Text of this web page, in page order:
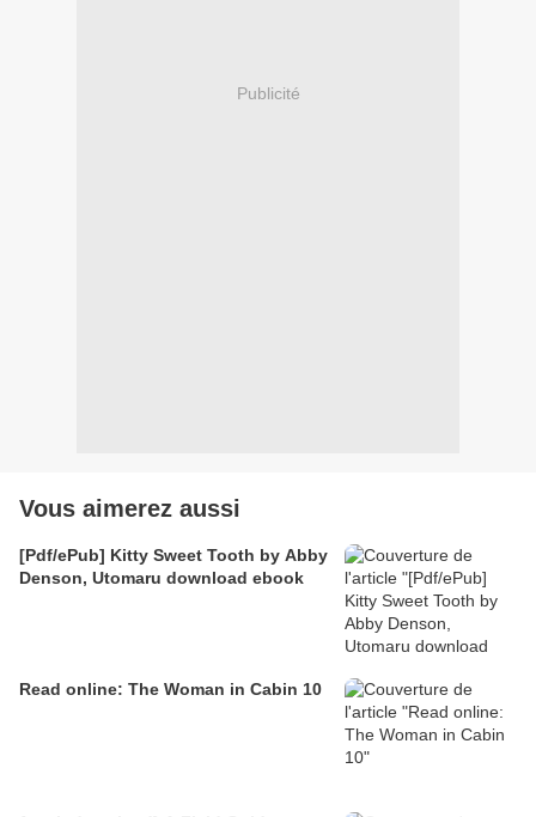
Publicité
Vous aimerez aussi
[Pdf/ePub] Kitty Sweet Tooth by Abby
Denson, Utomaru download ebook
Read online: The Woman in Cabin 10